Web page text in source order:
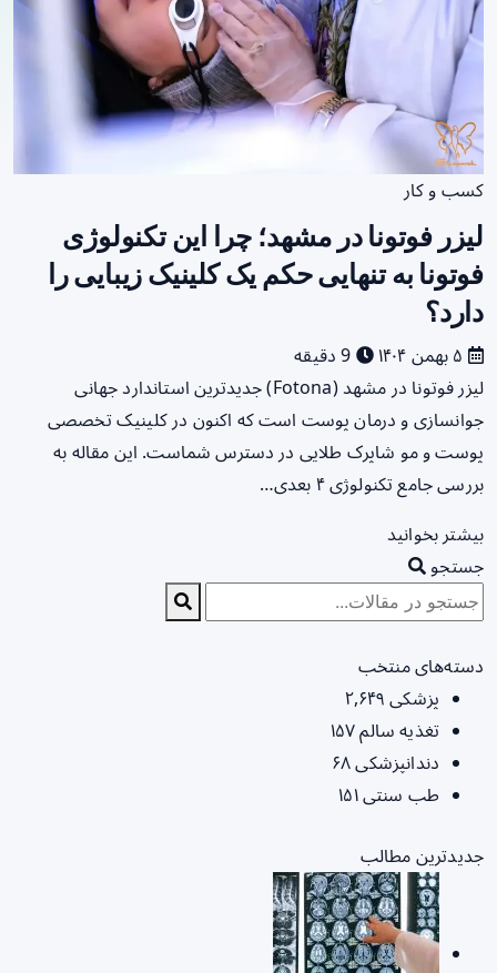
کسب و کار
لیزر فوتونا در مشهد؛ چرا این تکنولوژی
فوتونا به تنهایی حکم یک کلینیک زیبایی را
دارد؟
لیزر فوتونا در مشهد (Fotona) جدیدترین استاندارد جهانی
جوانسازی و درمان پوست است که اکنون در کلینیک تخصصی
پوست و مو شاپرک طلایی در دسترس شماست. این مقاله به
بررسی جامع تکنولوژی ۴ بعدی…
بیشتر بخوانید
جستجو
دسته‌های منتخب
پزشکی ۲,۶۴۹
تغذیه سالم۱۵۷
دندانپزشکی۶۸
طب سنتی۱۵۱
جدیدترین مطالب